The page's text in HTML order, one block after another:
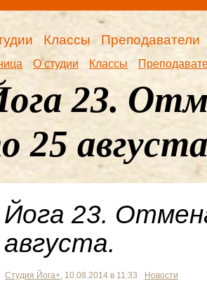
Классы Преподаватели
О студии Классы
23.
25
Йога 23.
августа.
Студия Йога+ , 10.08.2014 в 11:33 Новости